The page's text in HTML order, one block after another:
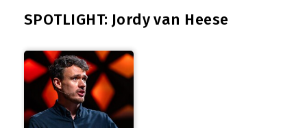
SPOTLIGHT: Jordy van Heese